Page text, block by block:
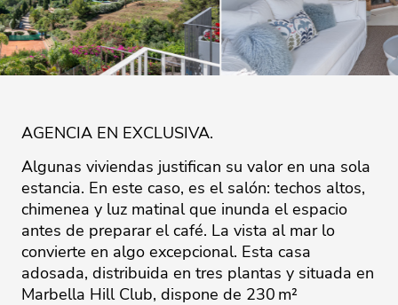
AGENCIA EN EXCLUSIVA.
Algunas viviendas justifican su valor en una sola
estancia. En este caso, es el salón: techos altos,
chimenea y luz matinal que inunda el espacio
antes de preparar el café. La vista al mar lo
convierte en algo excepcional. Esta casa
adosada, distribuida en tres plantas y situada en
Marbella Hill Club, dispone de 230 m²